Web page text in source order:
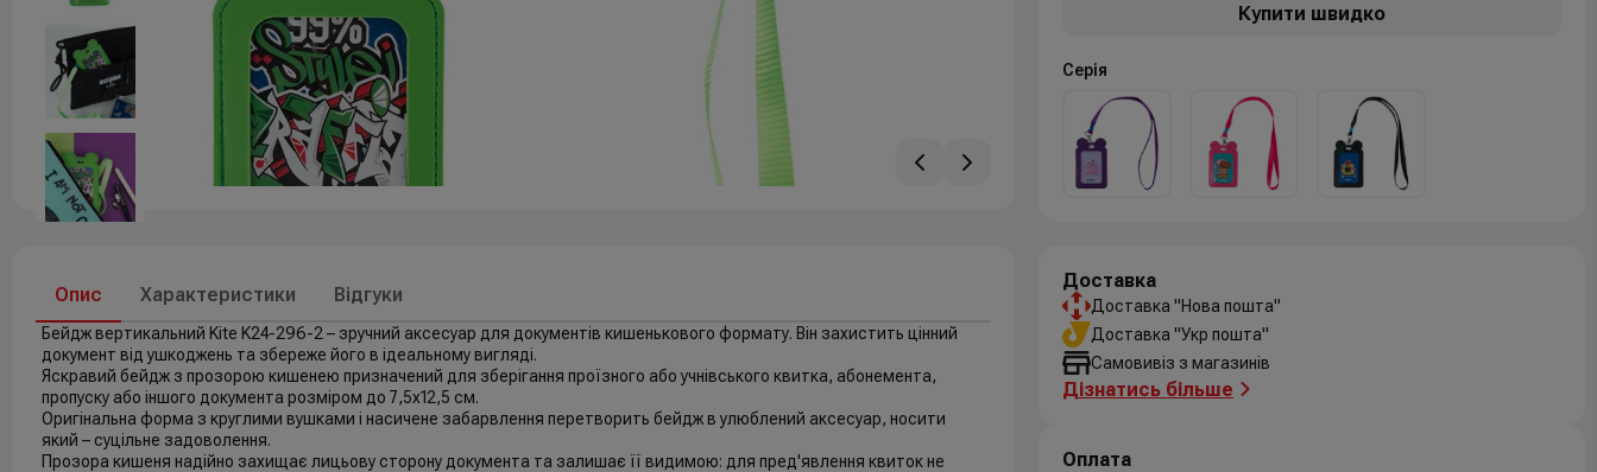
Купити швидко
Серія
Опис Характеристики Відгуки
Бейдж вертикальний Kite K24-296-2 – зручний аксесуар для документів кишенькового формату. Він захистить цінний
документ від ушкоджень та збереже його в ідеальному вигляді.
Яскравий бейдж з прозорою кишенею призначений для зберігання проїзного або учнівського квитка, абонемента,
пропуску або іншого документа розміром до 7,5x12,5 см.
Оригінальна форма з круглими вушками і насичене забарвлення перетворить бейдж в улюблений аксесуар, носити
який – суцільне задоволення.
Прозора кишеня надійно захищає лицьову сторону документа та залишає її видимою: для пред'явлення квиток не
Доставка
Доставка "Нова пошта"
Доставка "Укр пошта"
Самовивіз з магазинів
Дізнатись більше
Оплата